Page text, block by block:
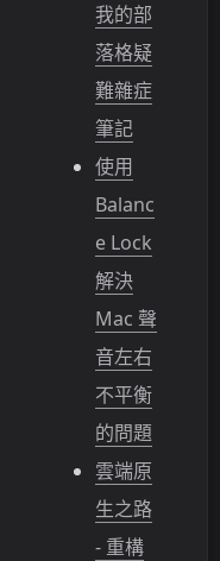
我的部
落格疑
難雜症
筆記
使用
Balanc
e Lock
解決
Mac 聲
音左右
不平衡
的問題
雲端原
生之路
- 重構